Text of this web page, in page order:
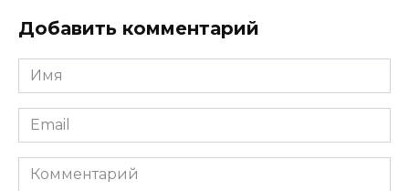
Добавить комментарий
Имя
*
Email
*
Комментарий